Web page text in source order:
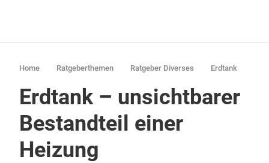
Home Ratgeberthemen Ratgeber Diverses Erdtank
Erdtank – unsichtbarer
Bestandteil einer
Heizung